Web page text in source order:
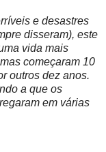
e desastres
disseram), este
vida mais
começaram 10
outros dez anos.
a que os
em várias